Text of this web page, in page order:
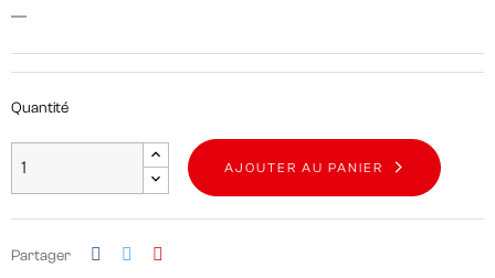
.......
Quantité
AJOUTER AU PANIER
Partager